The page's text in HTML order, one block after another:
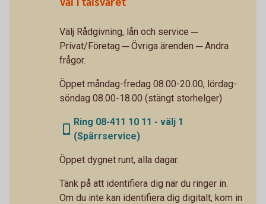
Välj Rådgivning, lån och service ─
Privat/Företag ─ Övriga ärenden ─ Andra
frågor.
Öppet måndag-fredag 08.00-20.00, lördag-
söndag 08.00-18.00 (stängt storhelger)
Ring 08-411 10 11 - välj 1
(Spärrservice)
Öppet dygnet runt, alla dagar.
Tänk på att identifiera dig när du ringer in.
Om du inte kan identifiera dig digitalt, kom in